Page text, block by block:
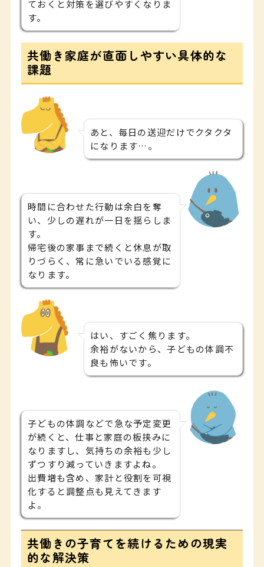
ておくと対策を選びやすくなりま
す。
共働き家庭が直面しやすい具体的な
課題
あと、毎日の送迎だけでクタクタ
になります…。
時間に合わせた行動は余白を奪
い、少しの遅れが一日を揺らしま
す。
帰宅後の家事まで続くと休息が取
りづらく、常に急いでいる感覚に
なります。
はい、すごく焦ります。
余裕がないから、子どもの体調不
良も怖いです。
子どもの体調などで急な予定変更
が続くと、仕事と家庭の板挟みに
なりますし、気持ちの余裕も少し
ずつすり減っていきますよね。
出費増も含め、家計と役割を可視
化すると調整点も見えてきます
よ。
共働きの子育てを続けるための現実
的な解決策